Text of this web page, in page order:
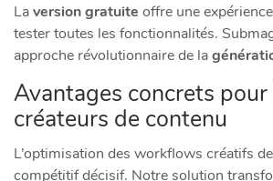
Laversion gratuite offre une
tester toutes les fonctionnalités.
approche révolutionnaire de la
Avantages concrets pour
créateurs de contenu
L’optimisation des workflows créatifs
compétitif décisif. Notre solution